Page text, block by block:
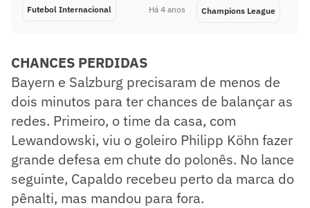
Futebol Internacional Há 4 anos Champions League
CHANCES PERDIDAS
Bayern e Salzburg precisaram de menos de
dois minutos para ter chances de balançar as
redes. Primeiro, o time da casa, com
Lewandowski, viu o goleiro Philipp Köhn fazer
grande defesa em chute do polonês. No lance
seguinte, Capaldo recebeu perto da marca do
pênalti, mas mandou para fora.